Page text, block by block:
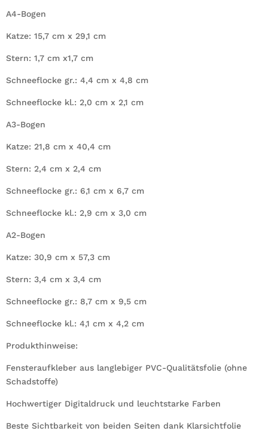
A4-Bogen
Katze: 15,7 cm x 29,1 cm
Stern: 1,7 cm x1,7 cm
Schneeflocke gr.: 4,4 cm x 4,8 cm
Schneeflocke kl.: 2,0 cm x 2,1 cm
A3-Bogen
Katze: 21,8 cm x 40,4 cm
Stern: 2,4 cm x 2,4 cm
Schneeflocke gr.: 6,1 cm x 6,7 cm
Schneeflocke kl.: 2,9 cm x 3,0 cm
A2-Bogen
Katze: 30,9 cm x 57,3 cm
Stern: 3,4 cm x 3,4 cm
Schneeflocke gr.: 8,7 cm x 9,5 cm
Schneeflocke kl.: 4,1 cm x 4,2 cm
Produkthinweise:
Fensteraufkleber aus langlebiger PVC-Qualitätsfolie (ohne
Schadstoffe)
Hochwertiger Digitaldruck und leuchtstarke Farben
Beste Sichtbarkeit von beiden Seiten dank Klarsichtfolie